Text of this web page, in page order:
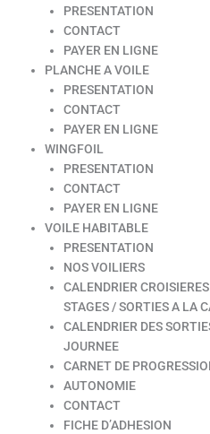
PRESENTATION
CONTACT
PAYER EN LIGNE
PLANCHE A VOILE
PRESENTATION
CONTACT
PAYER EN LIGNE
WINGFOIL
PRESENTATION
CONTACT
PAYER EN LIGNE
VOILE HABITABLE
PRESENTATION
NOS VOILIERS
CALENDRIER
STAGES / SORTIES A LA
CALENDRIER DES
JOURNEE
CARNET DE
AUTONOMIE
CONTACT
FICHE D’ADHESION